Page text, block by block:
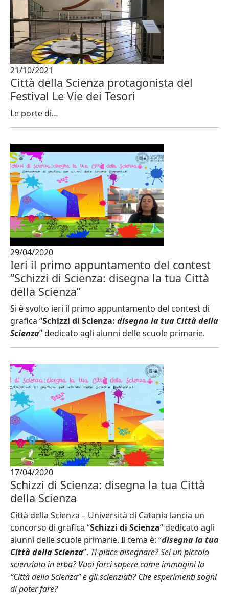
21/10/2021
Città della Scienza protagonista del
Festival Le Vie dei Tesori
Le porte di…
29/04/2020
Ieri il primo appuntamento del contest
“Schizzi di Scienza: disegna la tua Città
della Scienza”
Si è svolto ieri il primo appuntamento del contest di
grafica “Schizzi di Scienza: disegna la tua Città della
Scienza” dedicato agli alunni delle scuole primarie.
17/04/2020
Schizzi di Scienza: disegna la tua Città
della Scienza
Città della Scienza – Università di Catania lancia un
concorso di grafica “Schizzi di Scienza” dedicato agli
alunni delle scuole primarie. Il tema è: “disegna la tua
Città della Scienza”. Ti piace disegnare? Sei un piccolo
scienziato in erba? Vuoi farci sapere come immagini la
“Città della Scienza” e gli scienziati? Che esperimenti sogni
di poter fare?